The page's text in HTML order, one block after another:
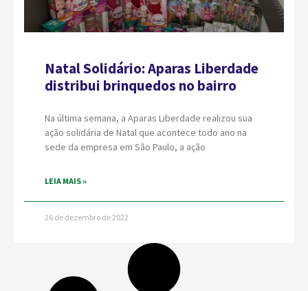
Natal Solidário: Aparas Liberdade
distribui brinquedos no bairro
Na última semana, a Aparas Liberdade realizou sua
ação solidária de Natal que acontece todo ano na
sede da empresa em São Paulo, a ação
LEIA MAIS »
26 de dezembro de 2022